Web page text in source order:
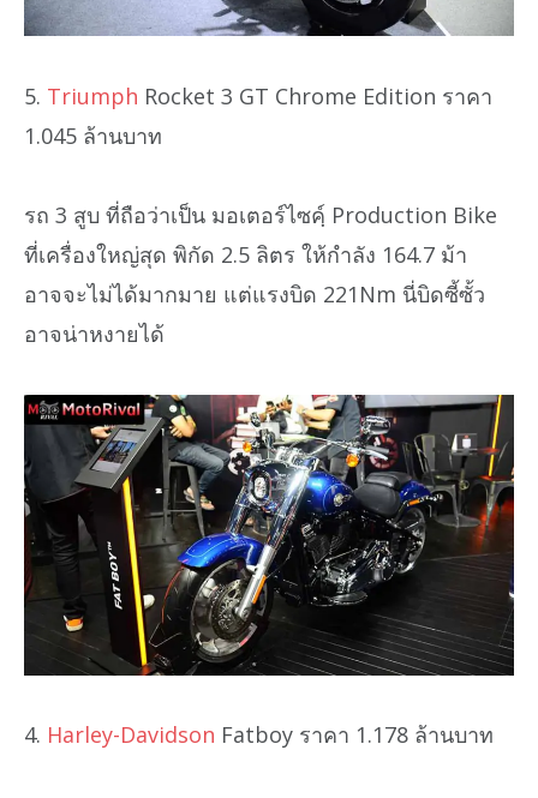
5. Triumph Rocket 3 GT Chrome Edition ราคา
1.045 ล้านบาท
รถ 3 สูบ ที่ถือว่าเป็น มอเตอร์ไซค์ฺ Production Bike
ที่เครื่องใหญ่สุด พิกัด 2.5 ลิตร ให้กำลัง 164.7 ม้า
อาจจะไม่ได้มากมาย แต่แรงบิด 221Nm นี่บิดซี้ซั้ว
อาจน่าหงายได้
4. Harley-Davidson Fatboy ราคา 1.178 ล้านบาท